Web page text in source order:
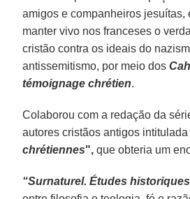
amigos e companheiros jesuítas,
manter vivo nos franceses o
cristão contra os ideais do
antissemitismo, por meio dos
témoignage chrétien.
Colaborou com a redação da
autores cristãos antigos intitulada
chrétiennes",que obteria um
“Surnaturel. Études